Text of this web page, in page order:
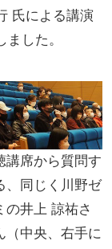
氏による講演
した。
講席から質問す
、同じく川野ゼ
の井上 諒祐さ
（中央、右手に